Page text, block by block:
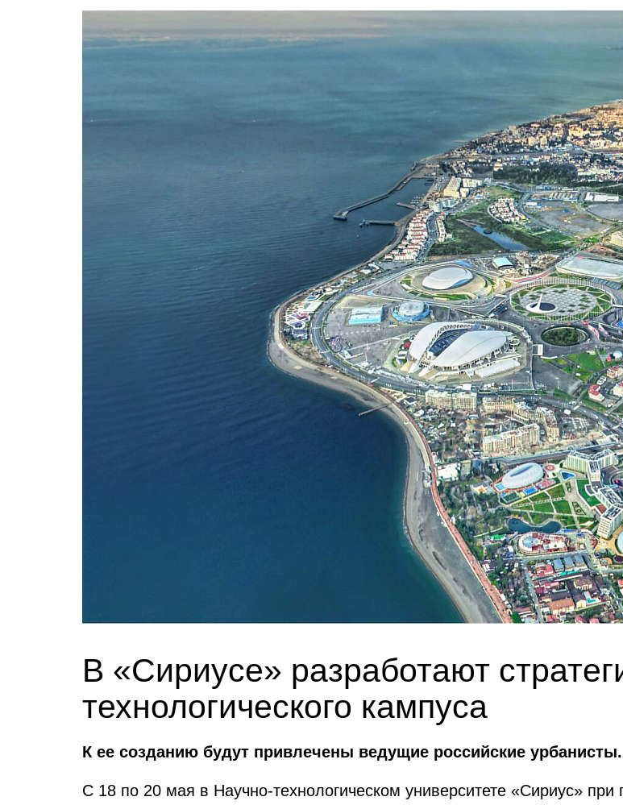
В «Сириусе» разработают
технологического кампуса
К ее созданию будут привлечены ведущие российские урбанисты.
С 18 по 20 мая в Научно-технологическом университете «Сириус» при